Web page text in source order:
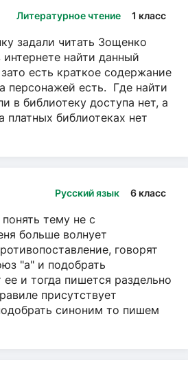
Литературное чтение 1 класс
задали читать Зощенко
найти данный
есть краткое содержание
персонажей есть. Где найти
в библиотеку доступа нет, а
платных библиотеках нет
Русский язык 6 класс
тему не с
больше волнует
говорят
"а" и подобрать
и тогда пишется раздельно
присутствует
синоним то пишем